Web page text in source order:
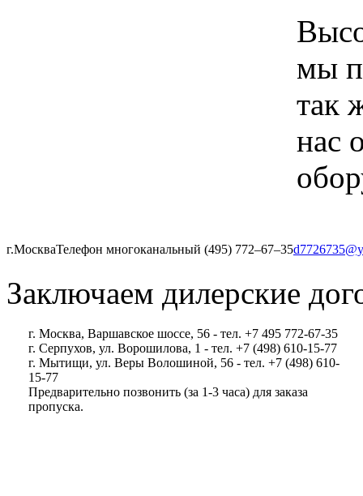
мы
так
нас
г.МоскваТелефон многоканальный (495) 772‒67‒35
Заключаем дилерские
г. Москва, Варшавское шоссе, 56 - тел. +7 495 772-67-35
г. Серпухов, ул. Ворошилова, 1 - тел. +7 (498) 610-15-77
г. Мытищи, ул. Веры Волошиной, 56 - тел. +7 (498) 610-
15-77
Предварительно позвонить (за 1-3 часа) для заказа
пропуска.